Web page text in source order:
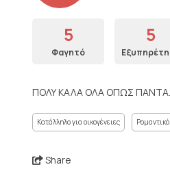
5
Φαγητό
5
ΠΟΛΥ ΚΑΛΑ ΟΛΑ ΟΠΩΣ
Κατάλληλο για οικογένειες
Share